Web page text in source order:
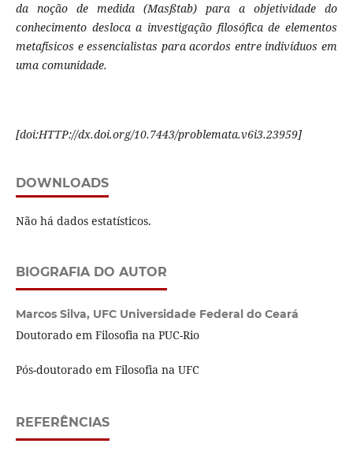
da noção de medida (Masßtab) para a objetividade do
conhecimento desloca a investigação filosófica de elementos
metafísicos e essencialistas para acordos entre indivíduos em
uma comunidade.
[doi:HTTP://dx.doi.org/10.7443/problemata.v6i3.23959]
DOWNLOADS
Não há dados estatísticos.
BIOGRAFIA DO AUTOR
Marcos Silva, UFC Universidade Federal do Ceará
Doutorado em Filosofia na PUC-Rio
Pós-doutorado em Filosofia na UFC
REFERÊNCIAS